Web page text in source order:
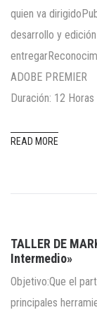
quien va
desarrollo y
ADOBE
Duración: 12
READ MORE
TALLER DE
Intermedio»
Objetivo:Que el
principales